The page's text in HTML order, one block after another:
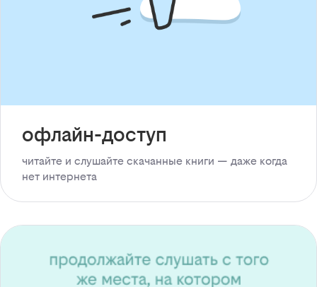
офлайн-доступ
читайте и слушайте скачанные книги — даже когда
нет интернета